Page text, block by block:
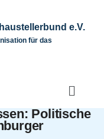
e.V.
für das
Politische